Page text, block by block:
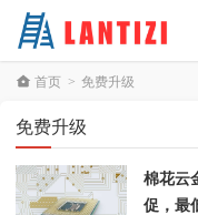
首页 > 免费升级
免费升级
棉花云
促，最